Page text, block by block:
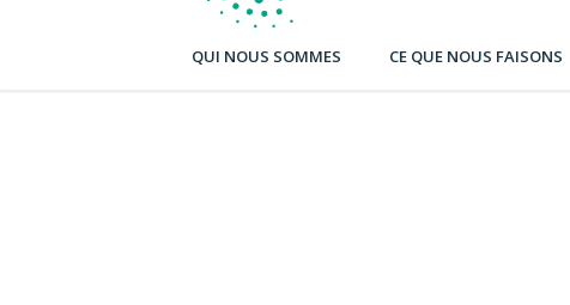
QUI NOUS SOMMES CE QUE NOUS FAISONS